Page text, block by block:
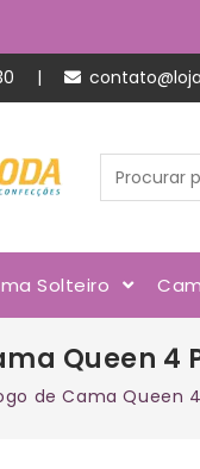
|
Solteiro
Queen 4
de Cama Queen